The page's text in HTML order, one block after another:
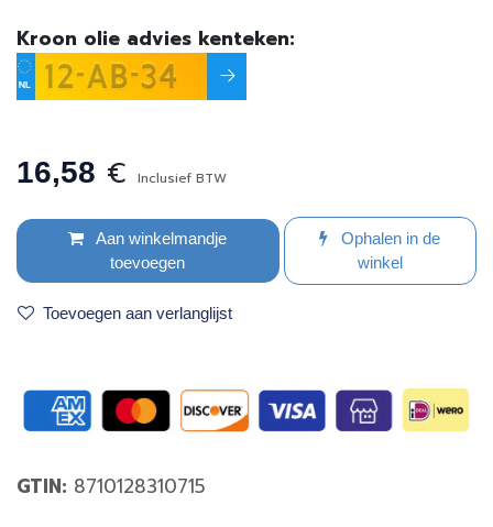
Kroon olie advies kenteken:
16,58 € Inclusief BTW
Aan winkelmandje
toevoegen
Ophalen in de
winkel
Toevoegen aan verlanglijst
GTIN: 8710128310715